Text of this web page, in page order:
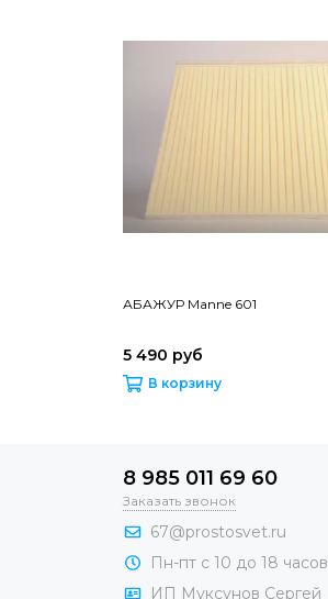
АБАЖУР Manne 601
5 490 руб
В корзину
8 985 011 69 60
Заказать звонок
67@prostosvet.ru
Пн-пт с 10 до 18 часов
ИП Муксунов Сергей